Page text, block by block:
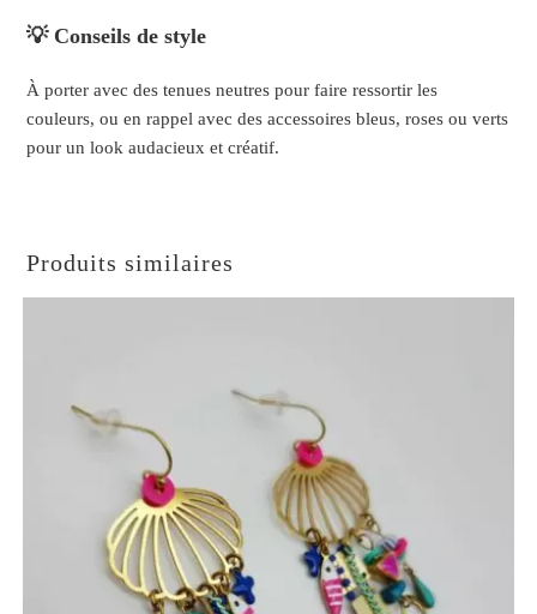
💡 Conseils de style
À porter avec des tenues neutres pour faire ressortir les
couleurs, ou en rappel avec des accessoires bleus, roses ou verts
pour un look audacieux et créatif.
Produits similaires